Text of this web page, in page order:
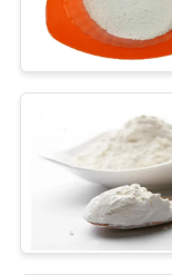
ЦИТАТУ
КАРТА
САЙТА
ПОЛИТИКА
кокс